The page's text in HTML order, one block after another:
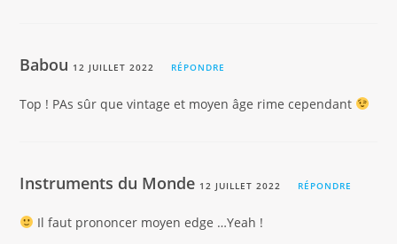
Babou 12 JUILLET 2022 RÉPONDRE
Top ! PAs sûr que vintage et moyen âge rime cependant
Instruments du Monde 12 JUILLET 2022 RÉPONDRE
Il faut prononcer moyen edge …Yeah !